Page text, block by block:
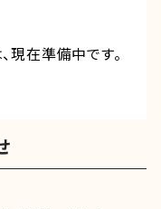
在準備中です。